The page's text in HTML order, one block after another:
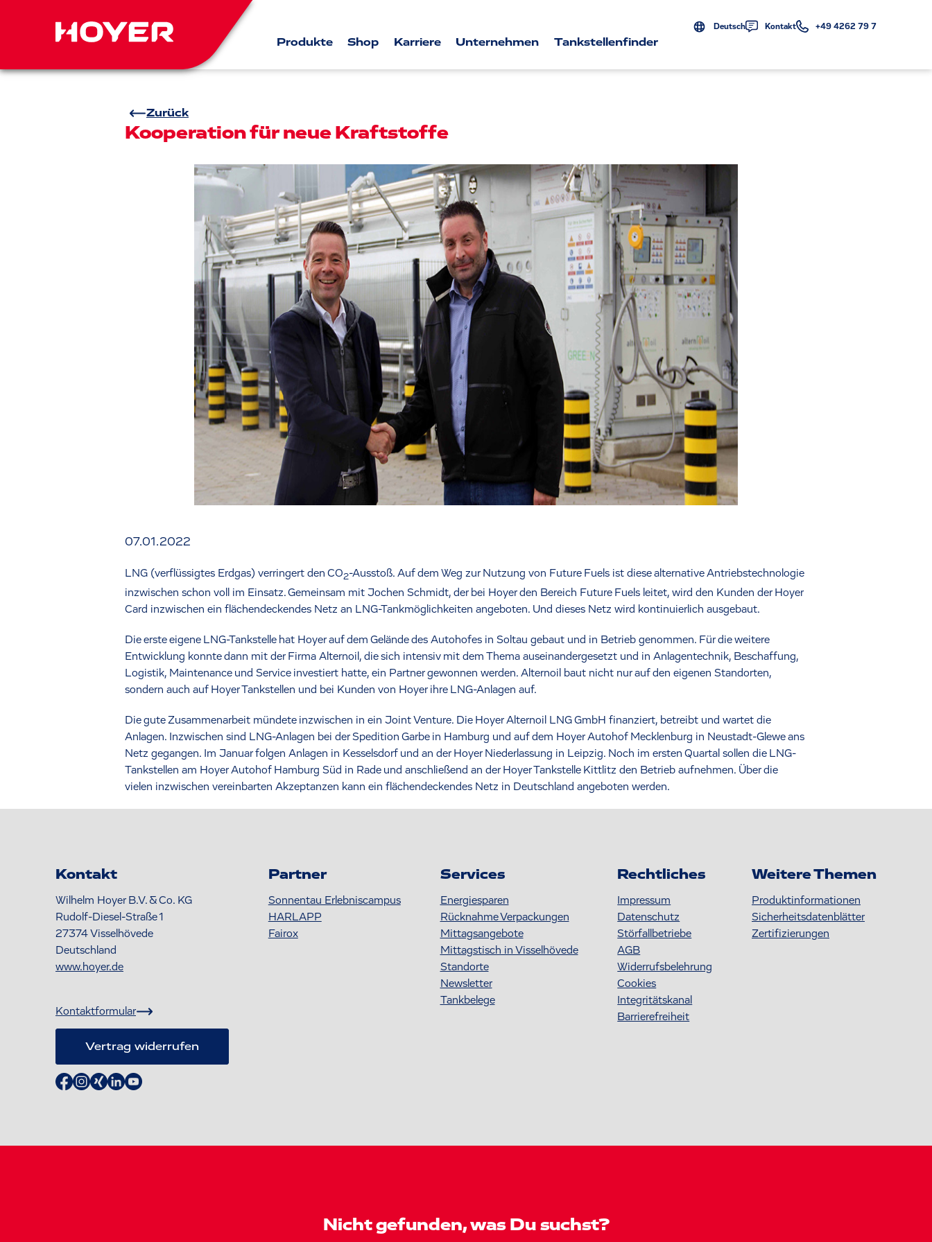
Deutsch Kontakt +49 4262 79 7
Produkte Shop Karriere Unternehmen Tankstellenfinder
Zurück
Kooperation für neue Kraftstoffe
07.01.2022
LNG (verflüssigtes Erdgas) verringert den CO2-Ausstoß. Auf dem Weg zur Nutzung von Future Fuels ist diese alternative Antriebstechnologie
inzwischen schon voll im Einsatz. Gemeinsam mit Jochen Schmidt, der bei Hoyer den Bereich Future Fuels leitet, wird den Kunden der Hoyer
Card inzwischen ein flächendeckendes Netz an LNG-Tankmöglichkeiten angeboten. Und dieses Netz wird kontinuierlich ausgebaut.
Die erste eigene LNG-Tankstelle hat Hoyer auf dem Gelände des Autohofes in Soltau gebaut und in Betrieb genommen. Für die weitere
Entwicklung konnte dann mit der Firma Alternoil, die sich intensiv mit dem Thema auseinandergesetzt und in Anlagentechnik, Beschaffung,
Logistik, Maintenance und Service investiert hatte, ein Partner gewonnen werden. Alternoil baut nicht nur auf den eigenen Standorten,
sondern auch auf Hoyer Tankstellen und bei Kunden von Hoyer ihre LNG-Anlagen auf.
Die gute Zusammenarbeit mündete inzwischen in ein Joint Venture. Die Hoyer Alternoil LNG GmbH finanziert, betreibt und wartet die
Anlagen. Inzwischen sind LNG-Anlagen bei der Spedition Garbe in Hamburg und auf dem Hoyer Autohof Mecklenburg in Neustadt-Glewe ans
Netz gegangen. Im Januar folgen Anlagen in Kesselsdorf und an der Hoyer Niederlassung in Leipzig. Noch im ersten Quartal sollen die LNG-
Tankstellen am Hoyer Autohof Hamburg Süd in Rade und anschließend an der Hoyer Tankstelle Kittlitz den Betrieb aufnehmen. Über die
vielen inzwischen vereinbarten Akzeptanzen kann ein flächendeckendes Netz in Deutschland angeboten werden.
Kontakt
Wilhelm Hoyer B.V. & Co. KG
Rudolf-Diesel-Straße 1
27374Visselhövede
Deutschland
www.hoyer.de
Kontaktformular
Vertrag widerrufen
Partner
Sonnentau Erlebniscampus
HARLAPP
Fairox
Services
Energiesparen
Rücknahme Verpackungen
Mittagsangebote
Mittagstisch in Visselhövede
Standorte
Newsletter
Tankbelege
Rechtliches
Impressum
Datenschutz
Störfallbetriebe
AGB
Widerrufsbelehrung
Cookies
Integritätskanal
Barrierefreiheit
Weitere Themen
Produktinformationen
S icherheitsdatenblätter
Zertifizierungen
Nicht gefunden, was Du suchst?